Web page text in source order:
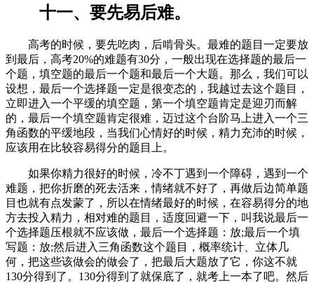
十一、要先易后难。
高考的时候，要先吃肉，后啃骨头。最难的题目一定要放
到最后，高考20%的难题有30分，一般出现在选择题的最后一
个题，填空题的最后一个题和最后一个大题。那么，我们可以
设想，最后一个选择题一定是很变态的，我越过去这个题目，
立即进入一个平缓的填空题，第一个填空题肯定是迎刃而解
的，最后一个填空题肯定很难，迈过这个台阶马上进入一个三
角函数的平缓地段，当我们心情好的时候，精力充沛的时候，
应该用在比较容易得分的题目上。
如果你精力很好的时候，冷不丁遇到一个障碍，遇到一个
难题，把你折磨的死去活来，情绪就不好了，再做后边简单题
目也就有点发蒙了，所以在情绪最好的时候，在容易得分的地
方去投入精力，相对难的题目，适度回避一下，叫我说最后一
个选择题压根就不应该做，最后一个选择题：放;最后一个填
写题：放;然后进入三角函数这个题目，概率统计、立体几
何，把这些该做会的做会了，把最后大题放了它，你这不就
130分得到了。130分得到了就保底了，就考上一本了吧。然后